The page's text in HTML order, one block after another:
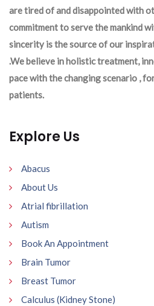
are tired of and disappointed with
commitment to serve the mankind
sincerity is the source of our
.We believe in holistic treatment,
pace with the changing scenario ,
patients.
Explore Us
Abacus
About Us
Atrial fibrillation
Autism
Book An Appointment
Brain Tumor
Breast Tumor
Calculus (Kidney Stone)